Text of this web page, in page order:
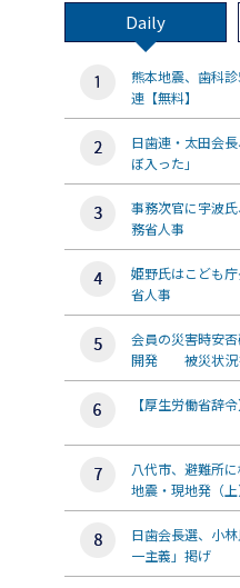
Daily
熊本地震、歯科
連【無料】
日歯連・太田会
ぼ入った」
事務次官に宇波
務省人事
姫野氏はこども
省人事
会員の災害時安
開発 被災状況
【厚生労働省辞
八代市、避難所
地震・現地発（上
日歯会長選、小
一主義」掲げ